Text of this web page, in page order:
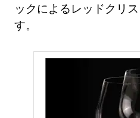
ックによるレッドクリ
す。